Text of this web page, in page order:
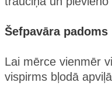
Šefpavāra padoms
Lai mērce vienmēr
vispirms bļodā